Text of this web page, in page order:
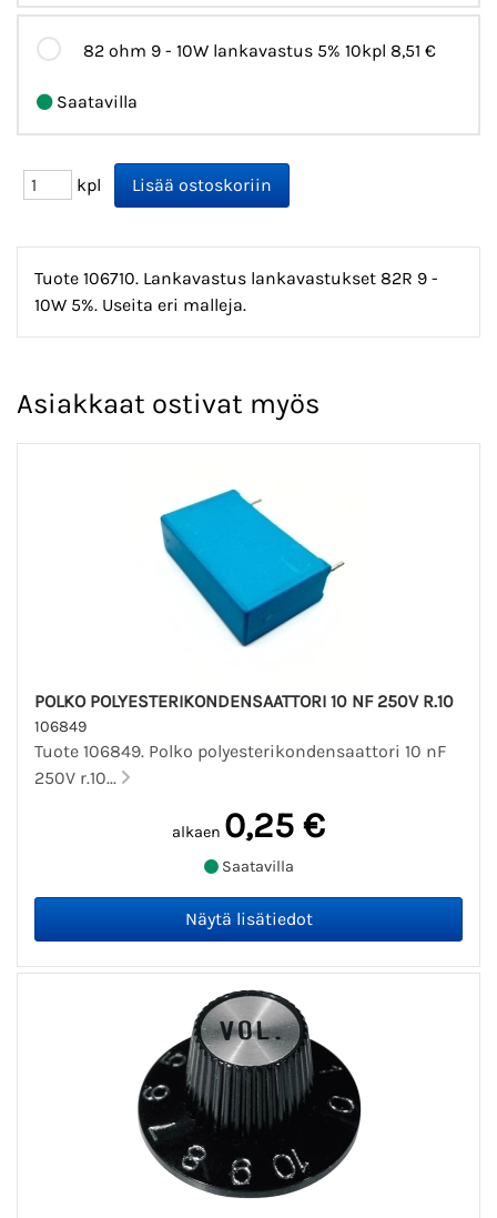
82 ohm 9 - 10W lankavastus 5% 10kpl 8,51 €
Saatavilla
kpl
Tuote 106710. Lankavastus lankavastukset 82R 9 -
10W 5%. Useita eri malleja.
Asiakkaat ostivat myös
POLKO POLYESTERIKONDENSAATTORI 10 NF 250V R.10
106849
Tuote 106849. Polko polyesterikondensaattori 10 nF
250V r.10...
alkaen 0,25 €
Saatavilla